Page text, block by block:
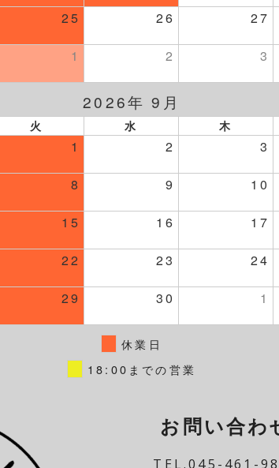
25 26 27
1 2 3
2026年 9月
火 水 木
1 2 3
8 9 10
15 16 17
22 23 24
29 30 1
休業日
18:00までの営業
お問い合わ
TEL.045-461-